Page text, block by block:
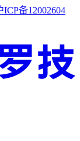
ICP备12002604